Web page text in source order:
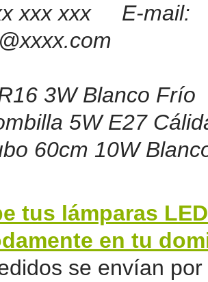
xxx xxx E-mail:
3W Blanco Frío
5W E27
60cm 10W
tus lámparas LED
en tu
se envían